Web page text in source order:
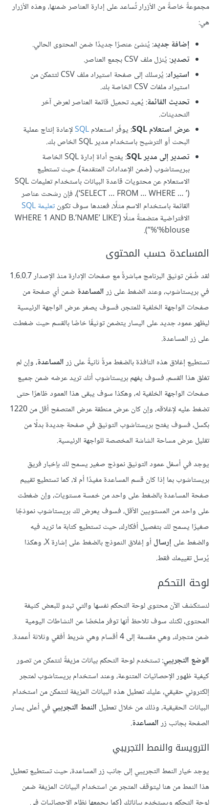
مجموعةً خاصةً من الأزرار تُساعد على إدارة العناصر ضمنها، وهذه الأزرار
هي:
إضافة جديد: يُنشئ عنصرًا جديدًا ضمن المحتوى الحالي.
تصدير: يُنزل ملف CSV بجمع العناصر.
استيراد
: يُرسلك إلى صفحة استيراد ملف CSV لتتمكن من
استيراد ملفات CSV الخاصة بك.
تحديث القائمة: يُعيد تحميل قائمة العناصر لعرض آخر
التحديثات.
عرض استعلام SQL
: يوفّر استعلامSQLلإعادة إنتاج عملية
البحث أو الترشيح باستخدام مدير SQL الخاص بك.
تصدير إلى مدير SQL
: يفتح أداة إدارة SQL الخاصة
ببريستاشوب (ضمن الإعدادات المتقدمة)، حيث تستطيع
الاستعلام عن محتويات قاعدة البيانات باستخدام تعليمات SQL
(‘SELECT … FROM … WHERE … ’)، فإن رشحت عناصر
القائمة باستخدام الاسم مثلًا، فعندها سوف تكونتعليمة SQL
الافتراضية متضمنةً مثلًا (‘WHERE 1 AND B.’NAME’ LIKE
‘%blouse%’’).
المساعدة حسب المحتوى
لقد ضُمّن توثيق البرنامج مباشرةً مع صفحات الإدارة منذ الإصدار 1.6.0.7
في بريستاشوب، وعند الضغط على زرالمساعدة ضمن أي صفحة من
صفحات الواجهة الخلفية للمتجر، فسوف يصغر عرض الواجهة الرئيسية
ليظهر عمود جديد على اليسار يتضمن توثيقًا خاصًا بالقسم حيث ضغطت
على زر المساعدة.
تستطيع إغلاق هذه النافذة بالضغط مرةً ثانيةً على زرالمساعدة، وإن لم
تغلق هذا القسم، فسوف يفهم بريستاشوب أنك تريد عرضه ضمن جميع
صفحات الواجهة الخلفية له، وهكذا سوف يبقى هذا العمود ظاهرًا حتى
تضغط عليه لإغلاقه، وإن كان عرض منطقة عرض المتصفح أقل من 1220
بكسل، فسوف يفتح بريستاشوب التوثيق في صفحة جديدة بدلًا من
تقليل عرض مساحة الشاشة المخصصة للواجهة الرئيسية.
يوجد في أسفل عمود التوثيق نموذج صغير يسمح لك بإخبار فريق
بريستاشوب بما إذا كان قسم المساعدة مفيدًا أم لا، كما تستطيع تقييم
صفحة المساعدة بالضغط على واحد من خمسة مستويات، وإن ضغطت
على واحد من المستويين الأقل، فسوف يعرض لك بريستاشوب نموذجًا
صغيرًا يسمح لك بتفصيل أفكارك، حيث تستطيع كتابة ما تريد فيه
والضغط على إرسال
أو إغلاق النموذج بالضغط على إشارة X، وهكذا
يُرسل تقييمك فقط.
لوحة التحكم
لنستكشف الآن محتوى لوحة التحكم نفسها والتي تبدو للبعض كثيفة
المحتوى، لكنك سوف تلاحظ أنها توفر ملخصًا عن النشاطات اليومية
ضمن متجرك، وهي مقسمة إلى 4 أقسام وهي شريط أفقي وثلاثة أعمدة.
الوضع التجريبي: تستخدم لوحة التحكم بيانات مزيفةً لتتمكن من تصور
كيفية ظهور الإحصائيات المتنوعة، وعند استخدام بريستاشوب لمتجر
إلكتروني حقيقي، عليك تعطيل هذه البيانات المزيفة لتتمكن من استخدام
البيانات الحقيقية، وذلك من خلال تعطيل النمط التجريبي في أعلى يسار
الصفحة بجانب زرالمساعدة.
الترويسة والنمط التجريبي
يوجد خيار النمط التجريبي إلى جانب زر المساعدة، حيث تستطيع تعطيل
هذا النمط من هنا ليتوقف المتجر عن استخدام البيانات المزيفة ضمن